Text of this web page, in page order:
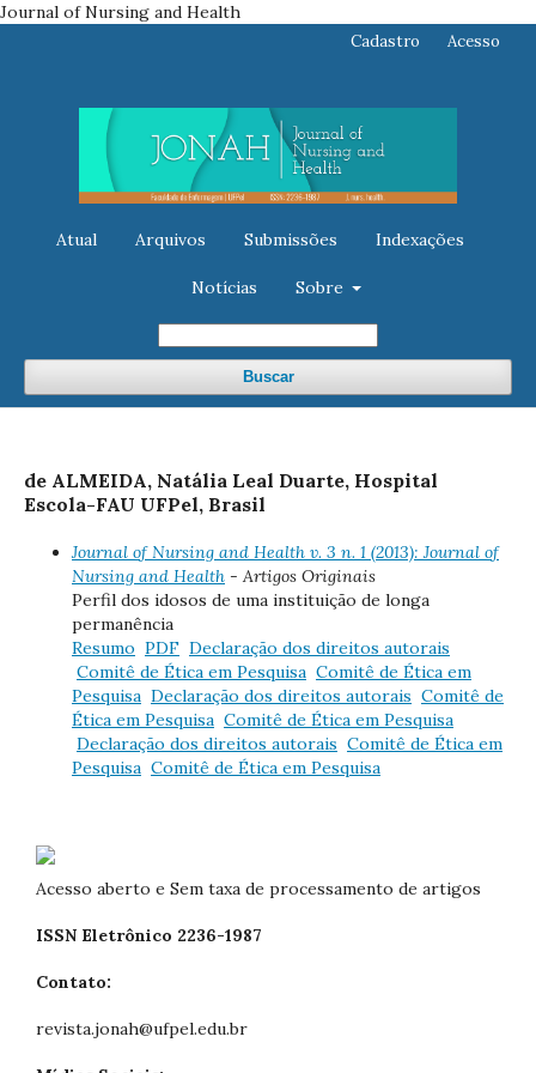
Journal of Nursing and Health
Atual Arquivos Submissões Indexações
Notícias Sobre
Buscar
Cadastro Acesso
de ALMEIDA, Natália Leal Duarte, Hospital
Escola-FAU UFPel, Brasil
Journal of Nursing and Health v. 3 n. 1 (2013): Journal of
Nursing and Health - Artigos Originais
Perfil dos idosos de uma instituição de longa
permanência
Resumo PDF Declaração dos direitos autorais
Comitê de Ética em Pesquisa Comitê de Ética em
Pesquisa Declaração dos direitos autorais Comitê de
Ética em Pesquisa Comitê de Ética em Pesquisa
Declaração dos direitos autorais Comitê de Ética em
Pesquisa Comitê de Ética em Pesquisa
Acesso aberto e Sem taxa de processamento de artigos
ISSN Eletrônico 2236-1987
Contato:
revista.jonah@ufpel.edu.br